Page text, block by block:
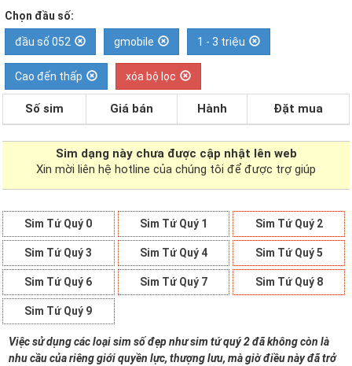
Chọn đầu số:
đầu số 052 gmobile 1 - 3 triệu
Cao đến thấp xóa bộ lọc
Số sim Giá bán Hành Đặt mua
Sim dạng này chưa được cập nhật lên web
Xin mời liên hệ hotline của chúng tôi để được trợ giúp
Sim Tứ Quý 0 Sim Tứ Quý 1 Sim Tứ Quý 2
Sim Tứ Quý 3 Sim Tứ Quý 4 Sim Tứ Quý 5
Sim Tứ Quý 6 Sim Tứ Quý 7 Sim Tứ Quý 8
Sim Tứ Quý 9
Việc sử dụng các loại sim số đẹp như sim tứ quý 2 đã không còn là
nhu cầu của riêng giới quyền lực, thượng lưu, mà giờ điều này đã trở